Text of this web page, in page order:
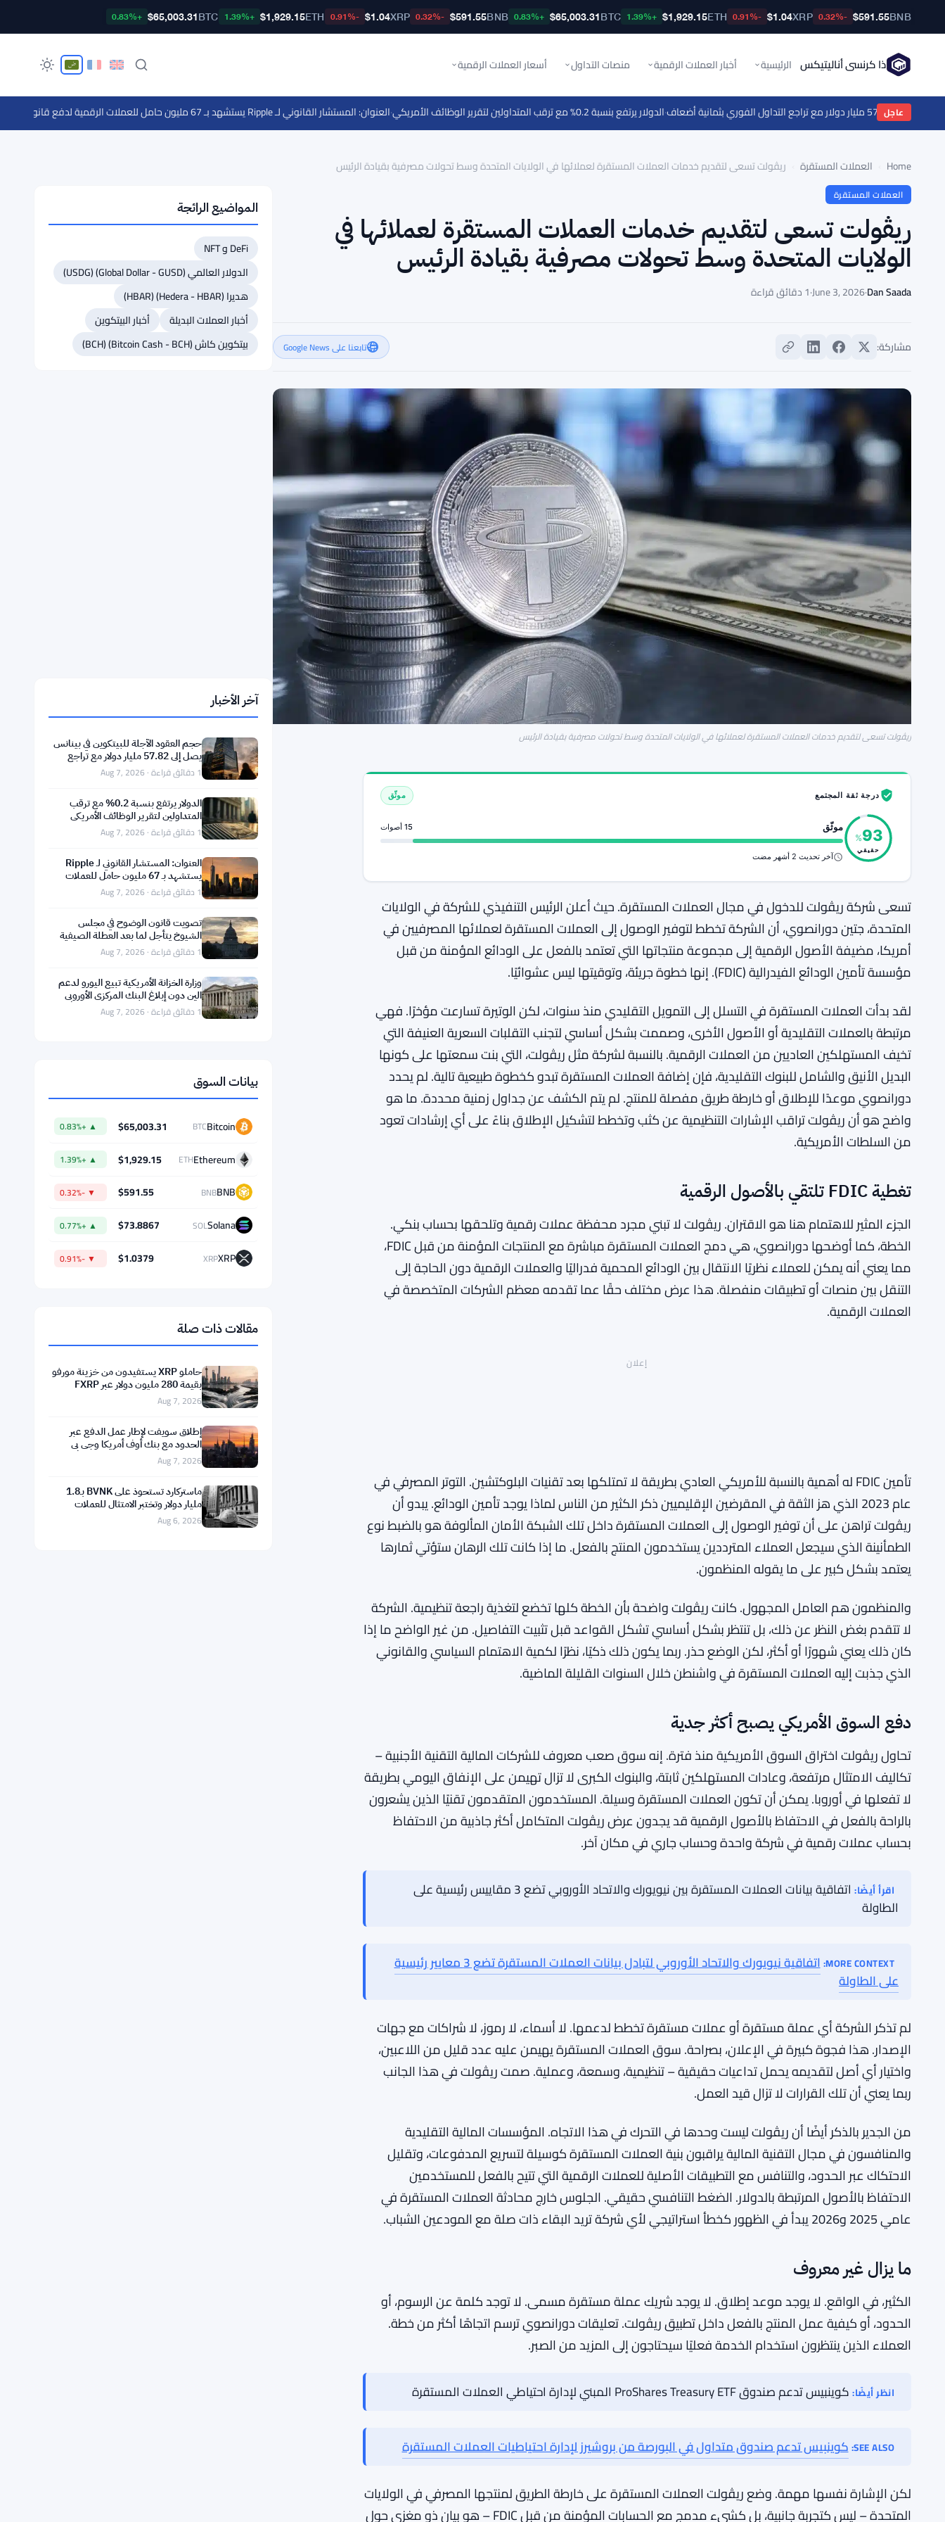
BNB
$591.55
-0.32%
XRP
$1.04
-0.91%
ETH
$1,929.15
+1.39%
BTC
$65,003.31
+0.83%
BNB
$591.55
-0.32%
XRP
$1.04
-0.91%
ETH
$1,929.15
+1.39%
BTC
$65,003.31
+0.83%
ذا كرنسي أناليتيكس الرئيسية أخبار العملات الرقمية منصات التداول أسعار العملات الرقمية
عاجل بثمانية أضعاف ·الدولار يرتفع بنسبة 0.2% مع ترقب المتداولين لتقرير الوظائف الأمريكي ·العنوان: المستشار القانوني لـ Ripple يستشهد بـ 67 مليون حامل للعملات الرقمية لدفع قانون clarity
Home العملات المستقرة ريڤولت تسعى لتقديم خدمات العملات المستقرة لعملائها في الولايات المتحدة وسط تحولات مصرفية بقيادة الرئيس
العملات المستقرة
ريڤولت تسعى لتقديم خدمات العملات المستقرة لعملائها في
الولايات المتحدة وسط تحولات مصرفية بقيادة الرئيس
Dan Saada
·
June 3, 2026
·1 دقائق قراءة
مشاركة: تابعنا على Google News
ريڤولت تسعى لتقديم خدمات العملات المستقرة لعملائها في الولايات المتحدة وسط تحولات مصرفية بقيادة الرئيس
درجة ثقة المجتمع موثّق
93
%
حقيقي
موثّق 15 أصوات
آخر تحديث 2 أشهر مضت
تسعى شركة ريڤولت للدخول في مجال العملات المستقرة. حيث أعلن الرئيس التنفيذي للشركة في الولايات
المتحدة، جتين دورانصوي، أن الشركة تخطط لتوفير الوصول إلى العملات المستقرة لعملائها المصرفيين في
أمريكا، مضيفة الأصول الرقمية إلى مجموعة منتجاتها التي تعتمد بالفعل على الودائع المؤمنة من قبل
مؤسسة تأمين الودائع الفيدرالية (FDIC). إنها خطوة جريئة، وتوقيتها ليس عشوائيًا.
لقد بدأت العملات المستقرة في التسلل إلى التمويل التقليدي منذ سنوات، لكن الوتيرة تسارعت مؤخرًا. فهي
مرتبطة بالعملات التقليدية أو الأصول الأخرى، وصممت بشكل أساسي لتجنب التقلبات السعرية العنيفة التي
تخيف المستهلكين العاديين من العملات الرقمية. بالنسبة لشركة مثل ريڤولت، التي بنت سمعتها على كونها
البديل الأنيق والشامل للبنوك التقليدية، فإن إضافة العملات المستقرة تبدو كخطوة طبيعية تالية. لم يحدد
دورانصوي موعدًا للإطلاق أو خارطة طريق مفصلة للمنتج. لم يتم الكشف عن جداول زمنية محددة. ما هو
واضح هو أن ريڤولت تراقب الإشارات التنظيمية عن كثب وتخطط لتشكيل الإطلاق بناءً على أي إرشادات تعود
من السلطات الأمريكية.
تغطية FDIC تلتقي بالأصول الرقمية
الجزء المثير للاهتمام هنا هو الاقتران. ريڤولت لا تبني مجرد محفظة عملات رقمية وتلحقها بحساب بنكي.
الخطة، كما أوضحها دورانصوي، هي دمج العملات المستقرة مباشرة مع المنتجات المؤمنة من قبل FDIC،
مما يعني أنه يمكن للعملاء نظريًا الانتقال بين الودائع المحمية فدراليًا والعملات الرقمية دون الحاجة إلى
التنقل بين منصات أو تطبيقات منفصلة. هذا عرض مختلف حقًا عما تقدمه معظم الشركات المتخصصة في
العملات الرقمية.
إعلان
تأمين FDIC له أهمية بالنسبة للأمريكي العادي بطريقة لا تمتلكها بعد تقنيات البلوكتشين. التوتر المصرفي في
عام 2023 الذي هز الثقة في المقرضين الإقليميين ذكر الكثير من الناس لماذا يوجد تأمين الودائع. يبدو أن
ريڤولت تراهن على أن توفير الوصول إلى العملات المستقرة داخل تلك الشبكة الأمان المألوفة هو بالضبط نوع
يعتمد بشكل كبير على ما يقوله المنظمون.
والمنظمون هم العامل المجهول. كانت ريڤولت واضحة بأن الخطة كلها تخضع لتغذية راجعة تنظيمية. الشركة
لا تتقدم بغض النظر عن ذلك، بل تنتظر بشكل أساسي تشكل القواعد قبل تثبيت التفاصيل. من غير الواضح ما إذا
كان ذلك يعني شهورًا أو أكثر، لكن الوضع حذر. ربما يكون ذلك ذكيًا، نظرًا لكمية الاهتمام السياسي والقانوني
الذي جذبت إليه العملات المستقرة في واشنطن خلال السنوات القليلة الماضية.
تحاول ريڤولت اختراق السوق الأمريكية منذ فترة. إنه سوق صعب معروف للشركات المالية التقنية الأجنبية –
تكاليف الامتثال مرتفعة، وعادات المستهلكين ثابتة، والبنوك الكبرى لا تزال تهيمن على الإنفاق اليومي بطريقة
بالراحة بالفعل في الاحتفاظ بالأصول الرقمية قد يجدون عرض ريڤولت المتكامل أكثر جاذبية من الاحتفاظ
بحساب عملات رقمية في شركة واحدة وحساب جاري في مكان آخر.
اقرأ أيضًا:
اتفاقية بيانات العملات المستقرة بين نيويورك والاتحاد الأوروبي تضع 3 مقاييس رئيسية على
الطاولة
على الطاولة
لم تذكر الشركة أي عملة مستقرة أو عملات مستقرة تخطط لدعمها. لا أسماء، لا رموز، لا شراكات مع جهات
الإصدار. هذا فجوة كبيرة في الإعلان، بصراحة. سوق العملات المستقرة يهيمن عليه عدد قليل من اللاعبين،
واختيار أي أصل لتقديمه يحمل تداعيات حقيقية – تنظيمية، وسمعة، وعملية. صمت ريڤولت في هذا الجانب
من الجدير بالذكر أيضًا أن ريڤولت ليست وحدها في التحرك في هذا الاتجاه. المؤسسات المالية التقليدية
والمنافسون في مجال التقنية المالية يراقبون بنية العملات المستقرة كوسيلة لتسريع المدفوعات، وتقليل
الاحتكاك عبر الحدود، والتنافس مع التطبيقات الأصلية للعملات الرقمية التي تتيح بالفعل للمستخدمين
الاحتفاظ بالأصول المرتبطة بالدولار. الضغط التنافسي حقيقي. الجلوس خارج محادثة العملات المستقرة في
الكثير، في الواقع. لا يوجد موعد إطلاق. لا يوجد شريك عملة مستقرة مسمى. لا توجد كلمة عن الرسوم، أو
العملاء الذين ينتظرون استخدام الخدمة فعليًا سيحتاجون إلى المزيد من الصبر.
المواضيع الرائجة
DeFi و NFT
الدولار العالمي (Global Dollar - GUSD) (USDG)
هديرا (Hedera - HBAR) (HBAR)
أخبار العملات البديلة
أخبار البيتكوين
بيتكوين كاش (Bitcoin Cash - BCH) (BCH)
حجم العقود الآجلة للبيتكوين في بينانس
التداول الفوري بثمانية أضعاف
1 دقائق قراءة · Aug 7, 2026
الدولار يرتفع بنسبة 0.2% مع ترقب
1 دقائق قراءة · Aug 7, 2026
الشيوخ يتأجل لما بعد العطلة الصيفية
1 دقائق قراءة · Aug 7, 2026
وزارة الخزانة الأمريكية تبيع اليورو لدعم
1 دقائق قراءة · Aug 7, 2026
بيانات السوق
BNB
BNB
$591.55
▼ -0.32%
Solana
SOL
$73.8867
▲ +0.77%
XRP
XRP
حاملو XRP يستفيدون من خزينة مورفو